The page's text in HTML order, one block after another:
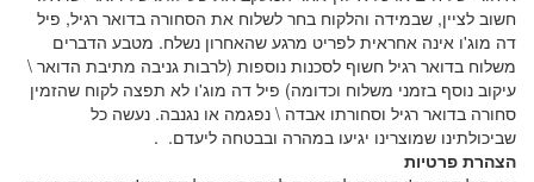
חשוב לציין, שבמידה והלקוח בחר לשלוח את הסחורה בדואר רגיל, פיל
דה מוג'ו אינה אחראית לפריט מרגע שהאחרון נשלח. מטבע הדברים
משלוח בדואר רגיל חשוף לסכנות נוספות (לרבות גניבה מתיבת הדואר \
עיקוב נוסף בזמני משלוח וכדומה) פיל דה מוג'ו לא תפצה לקוח שהזמין
סחורה בדואר רגיל וסחורתו אבדה \ נפגמה או נגנבה.נעשה כל
שביכולתינו שמוצרינו יגיעו במהרה ובבטחה ליעדם. .
הצהרת פרטיות